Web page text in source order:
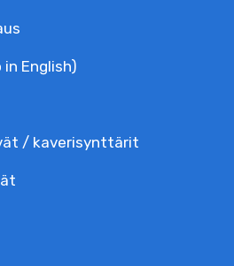
English)
/ kaverisynttärit